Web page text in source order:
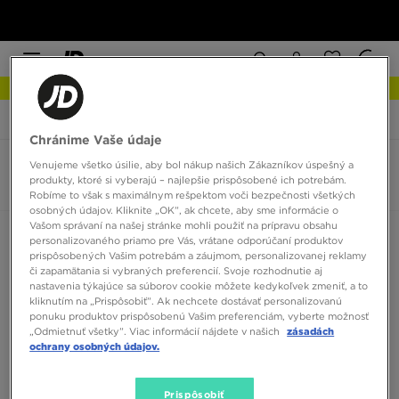
JD Sports New Balance 550
New Balance 550
0 produktov
Zoradiť:Odporúčané Filtrovať
Žiadne produkty na zobrazenie
Chránime Vaše údaje
Venujeme všetko úsilie, aby bol nákup našich Zákazníkov úspešný a
produkty, ktoré si vyberajú – najlepšie prispôsobené ich potrebám.
Robíme to však s maximálnym rešpektom voči bezpečnosti všetkých
osobných údajov. Kliknite „OK”, ak chcete, aby sme informácie o
Vašom správaní na našej stránke mohli použiť na prípravu obsahu
personalizovaného priamo pre Vás, vrátane odporúčaní produktov
prispôsobených Vašim potrebám a záujmom, personalizovanej reklamy
či zapamätania si vybraných preferencií. Svoje rozhodnutie aj
nastavenia týkajúce sa súborov cookie môžete kedykoľvek zmeniť, a to
kliknutím na „Prispôsobiť”. Ak nechcete dostávať personalizovanú
ponuku produktov prispôsobenú Vašim preferenciám, vyberte možnosť
„Odmietnuť všetky”. Viac informácií nájdete v našich
zásadách
ochrany osobných údajov.
Prispôsobiť